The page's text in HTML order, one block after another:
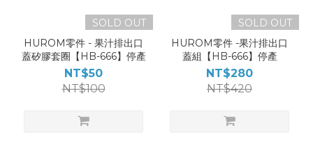
SOLD OUT
HUROM零件 - 果汁排出口
蓋矽膠套圈【HB-666】停產
NT$50
NT$100
SOLD OUT
HUROM零件 -果汁排出口
蓋組【HB-666】停產
NT$280
NT$420